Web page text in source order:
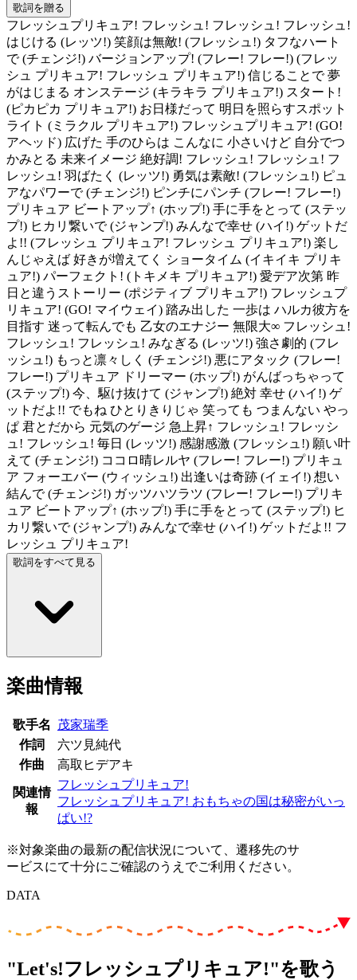
歌詞を贈る
フレッシュプリキュア! フレッシュ! フレッシュ! フレッシュ!
はじける (レッツ!) 笑顔は無敵! (フレッシュ!) タフなハート
で (チェンジ!) バージョンアップ! (フレー! フレー!) (フレッ
シュ プリキュア! フレッシュ プリキュア!) 信じることで 夢
がはじまる オンステージ (キラキラ プリキュア!) スタート!
(ピカピカ プリキュア!) お日様だって 明日を照らすスポット
ライト (ミラクル プリキュア!) フレッシュプリキュア! (GO!
アヘッド) 広げた 手のひらは こんなに 小さいけど 自分でつ
かみとる 未来イメージ 絶好調! フレッシュ! フレッシュ! フ
レッシュ! 羽ばたく (レッツ!) 勇気は素敵! (フレッシュ!) ピュ
アなパワーで (チェンジ!) ピンチにパンチ (フレー! フレー!)
プリキュア ビートアップ↑ (ホップ!) 手に手をとって (ステッ
プ!) ヒカリ繋いで (ジャンプ!) みんなで幸せ (ハイ!) ゲットだ
よ!! (フレッシュ プリキュア! フレッシュ プリキュア!) 楽し
んじゃえば 好きが増えてく ショータイム (イキイキ プリキ
ュア!) パーフェクト! (トキメキ プリキュア!) 愛デア次第 昨
日と違うストーリー (ポジティブ プリキュア!) フレッシュプ
リキュア! (GO! マイウェイ) 踏み出した 一歩は ハルカ彼方を
目指す 迷って転んでも 乙女のエナジー 無限大∞ フレッシュ!
フレッシュ! フレッシュ! みなぎる (レッツ!) 強さ劇的 (フレ
ッシュ!) もっと凛々しく (チェンジ!) 悪にアタック (フレー!
フレー!) プリキュア ドリーマー (ホップ!) がんばっちゃって
(ステップ!) 今、駆け抜けて (ジャンプ!) 絶対 幸せ (ハイ!) ゲ
ットだよ!! でもね ひとりきりじゃ 笑っても つまんない やっ
ぱ 君とだから 元気のゲージ 急上昇↑ フレッシュ! フレッシ
ュ! フレッシュ! 毎日 (レッツ!) 感謝感激 (フレッシュ!) 願い叶
えて (チェンジ!) ココロ晴レルヤ (フレー! フレー!) プリキュ
ア フォーエバー (ウィッシュ!) 出逢いは奇跡 (イェイ!) 想い
結んで (チェンジ!) ガッツハツラツ (フレー! フレー!) プリキ
ュア ビートアップ↑ (ホップ!) 手に手をとって (ステップ!) ヒ
カリ繋いで (ジャンプ!) みんなで幸せ (ハイ!) ゲットだよ!! フ
レッシュ プリキュア!
歌詞をすべて見る
楽曲情報
歌手名
茂家瑞季
作詞
六ツ見純代
作曲
高取ヒデアキ
関連情
報
フレッシュプリキュア!
フレッシュプリキュア! おもちゃの国は秘密がいっ
ぱい!?
※対象楽曲の最新の配信状況について、遷移先のサ
ービスにて十分にご確認のうえでご利用ください。
DATA
"Let's!フレッシュプリキュア!"を歌う